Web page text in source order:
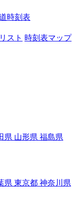
時刻表
スト 時刻表マップ
県 山形県 福島県
県 東京都 神奈川県